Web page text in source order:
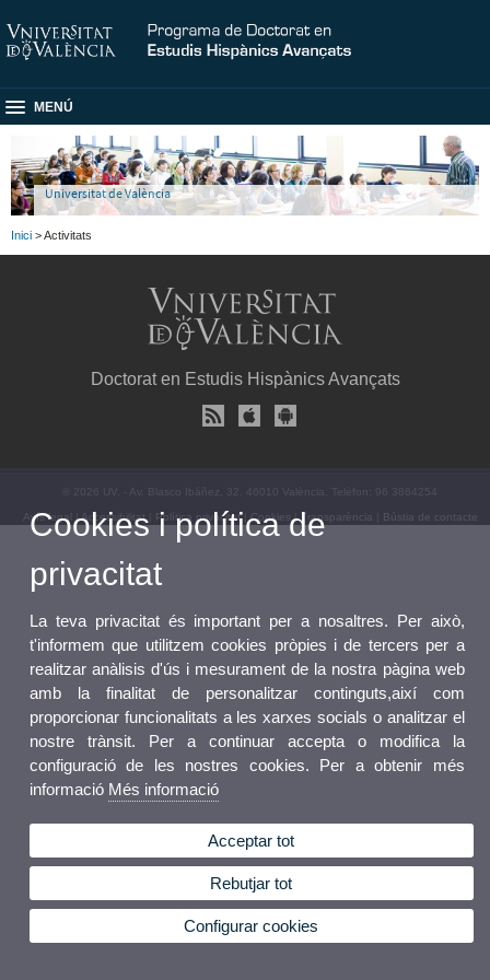
MENÚ
Universitat de València
Inici > Activitats
Doctorat en Estudis Hispànics Avançats
© 2026 UV. - Av. Blasco Ibáñez, 32. 46010 València. Telèfon: 96 3864254
Avís legal |Accessibilitat| Política privacitat|Cookies|Transparència Bústia de contacte
Cookies i política de
privacitat
La teva privacitat és important per a nosaltres. Per això,
t'informem que utilitzem cookies pròpies i de tercers per a
realitzar anàlisis d'ús i mesurament de la nostra pàgina web
amb la finalitat de personalitzar continguts,així com
proporcionar funcionalitats a les xarxes socials o analitzar el
nostre trànsit. Per a continuar accepta o modifica la
configuració de les nostres cookies. Per a obtenir més
informació Més informació
Acceptar tot
Rebutjar tot
Configurar cookies